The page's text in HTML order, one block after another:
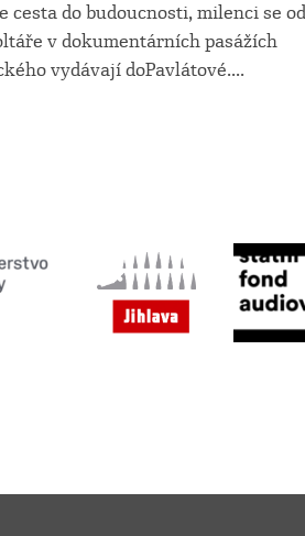
cesta do budoucnosti, milenci se od
v dokumentárních pasážích
vydávají doPavlátové....